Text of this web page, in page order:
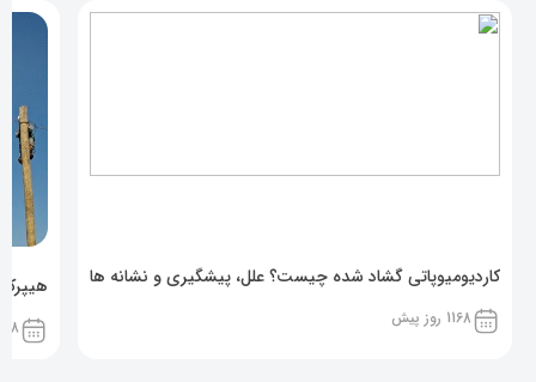
کاردیومیوپاتی گشاد شده چیست؟ علل، پیشگیری و نشانه ها
1168 روز پیش 1168